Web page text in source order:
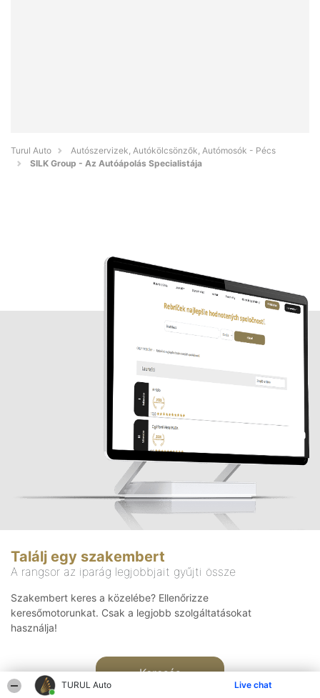
TURUL Auto Live chat
Turul Auto
Autószervizek, Autókölcsönzők, Autómosók - Pécs
SILK Group - Az Autóápolás Specialistája
Találj egy szakembert
A rangsor az iparág legjobbjait gyűjti össze
Szakembert keres a közelébe? Ellenőrizze
keresőmotorunkat. Csak a legjobb szolgáltatásokat
használja!
Keresés